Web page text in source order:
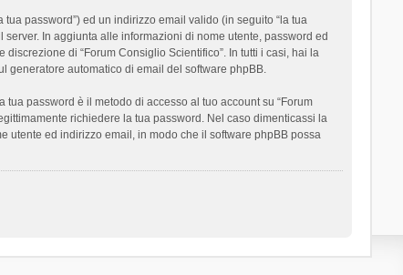
password”) ed un indirizzo email valido (in seguito “la tua
In aggiunta alle informazioni di nome utente, password ed
di “Forum Consiglio Scientifico”. In tutti i casi, hai la
generatore automatico di email del software phpBB.
password è il metodo di accesso al tuo account su “Forum
richiedere la tua password. Nel caso dimenticassi la
utente ed indirizzo email, in modo che il software phpBB possa